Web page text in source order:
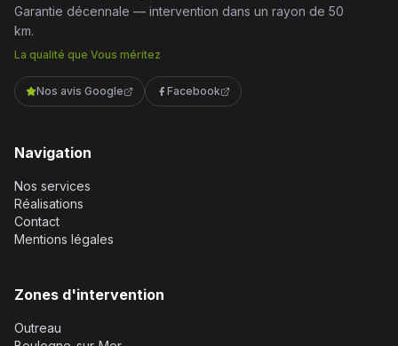
Garantie décennale — intervention dans un rayon de 50
km.
La qualité que Vous méritez
Nos avis Google Facebook
Navigation
Nos services
Réalisations
Contact
Mentions légales
Zones d'intervention
Outreau